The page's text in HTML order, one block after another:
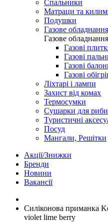
Спальники
Матраци та
Подушки
Газове обладнання
Газове обладнання
Газові
Газові
Газові
Газові
Ліхтарі і лампи
Захист від комах
Термосумки
Сушарки для риби
Туристичні
Посуд
Мангали, Решітки
Акції/Знижки
Бренди
Новини
Вакансії
Силіконова приманка
violet lime berry